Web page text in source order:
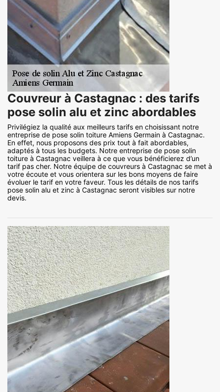
Couvreur à Castagnac : des tarifs
pose solin alu et zinc abordables
Privilégiez la qualité aux meilleurs tarifs en choisissant notre
entreprise de pose solin toiture Amiens Germain à Castagnac.
En effet, nous proposons des prix tout à fait abordables,
adaptés à tous les budgets. Notre entreprise de pose solin
toiture à Castagnac veillera à ce que vous bénéficierez d’un
tarif pas cher. Notre équipe de couvreurs à Castagnac se met à
votre écoute et vous orientera sur les bons moyens de faire
évoluer le tarif en votre faveur. Tous les détails de nos tarifs
pose solin alu et zinc à Castagnac seront visibles sur notre
devis.